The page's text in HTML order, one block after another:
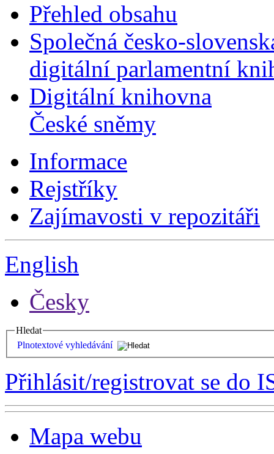
Přehled obsahu
Společná česko-
digitální parlamentní
Digitální knihovna
České sněmy
Informace
Rejstříky
Zajímavosti v repozitáři
English
Česky
Hledat
Plnotextové vyhledávání
Přihlásit/registrovat se do
Mapa webu